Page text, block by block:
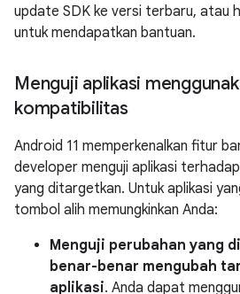
update SDK ke versi terbaru, atau
untuk mendapatkan bantuan.
Menguji aplikasi
kompatibilitas
Android 11 memperkenalkan fitur
developer menguji aplikasi
yang ditargetkan. Untuk aplikasi
tombol alih memungkinkan Anda:
Menguji perubahan yang
benar-benar mengubah
aplikasi. Anda dapat